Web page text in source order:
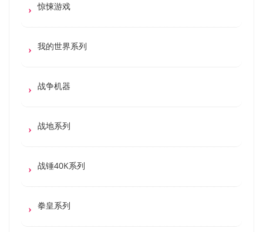
惊悚游戏
我的世界系列
战争机器
战地系列
战锤40K系列
拳皇系列